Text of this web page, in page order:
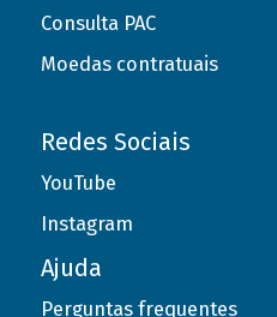
Consulta PAC
Moedas contratuais
Redes Sociais
YouTube
Instagram
Ajuda
Perguntas frequentes